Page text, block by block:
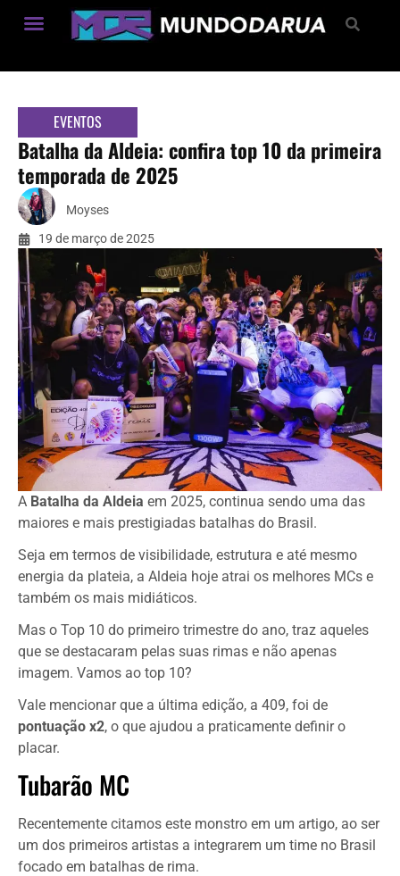
EVENTOS
Batalha da Aldeia: confira top 10 da primeira
temporada de 2025
Moyses
19 de março de 2025
A Batalha da Aldeia em 2025, continua sendo uma das
maiores e mais prestigiadas batalhas do Brasil.
Seja em termos de visibilidade, estrutura e até mesmo
energia da plateia, a Aldeia hoje atrai os melhores MCs e
também os mais midiáticos.
Mas o Top 10 do primeiro trimestre do ano, traz aqueles
que se destacaram pelas suas rimas e não apenas
imagem. Vamos ao top 10?
Vale mencionar que a última edição, a 409, foi de
pontuação x2, o que ajudou a praticamente definir o
placar.
Tubarão MC
Recentemente citamos este monstro em um artigo, ao ser
um dos primeiros artistas a integrarem um time no Brasil
focado em batalhas de rima.